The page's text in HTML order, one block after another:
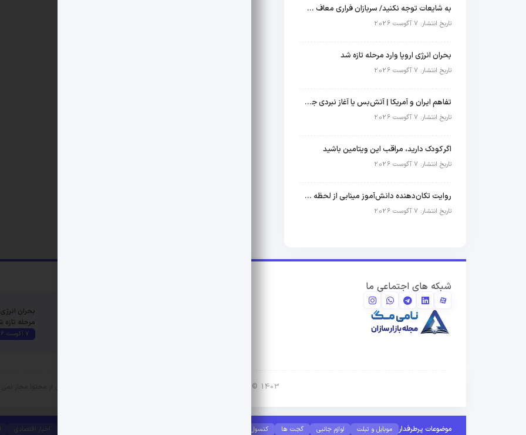
به شایعات توجه نکنید/ سربازان فراری معاف نمی‌شوند
تاریخ انتشار: 7 آگوست 2026
بحران انرژی اروپا وارد مرحله تازه شد
تاریخ انتشار: 7 آگوست 2026
تفاهم ایران و آمریکا | آتش‌بس یا آغاز نبردی جدید؟
تاریخ انتشار: 7 آگوست 2026
اگر کودک دارید، مراقب این ویتامین باشید
تاریخ انتشار: 7 آگوست 2026
روایت تکان‌دهنده دانش‌آموز مینابی از لحظه حمله آمریکا به مدرسه شجره طیبه + فیلم
تاریخ انتشار: 7 آگوست 2026
شبکه های اجتماعی ما
بحران انرژی
مرحله تازه
7 آگوست 2026
1403 © تمامی حقوق برای نامی نت (نامی مگ) محفوظ می باشد و کپی برداری از محتوا مجاز نمی باشد.
موضوعات پرطرفدار موبایل و تبلت لوازم جانبی گجت ها کنسول بازی اخبار اقتصادی